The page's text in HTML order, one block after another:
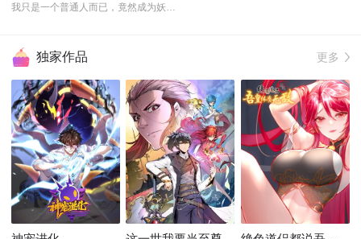
我只是一个普通人而已，竟然成为妖皇转世，...
独家作品 更多